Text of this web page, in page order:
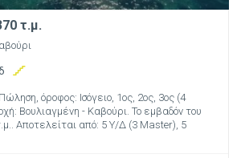
τ.μ.
όροφος: Ισόγειο, 1ος, 2ος, 3ος (4
Βουλιαγμένη - Καβούρι. Το εμβαδόν του
Αποτελείται από: 5 Υ/Δ (3 Master), 5